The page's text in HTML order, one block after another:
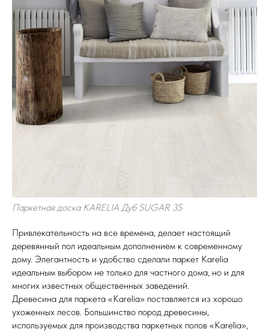
Паркетная доска KARELIA Дуб SUGAR 3S
Привлекательность на все времена, делает настоящий
деревянный пол идеальным дополнением к современному
дому. Элегантность и удобство сделали паркет Karelia
идеальным выбором не только для частного дома, но и для
многих известных общественных заведений.
Древесина для паркета «Karelia» поставляется из хорошо
ухоженных лесов. Большинство пород древесины,
используемых для производства паркетных полов «Karelia»,